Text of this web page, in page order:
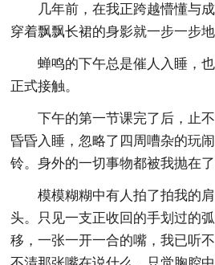
几年前，在我正跨越懵懂与
穿着飘飘长裙的身影就一步一步
蝉鸣的下午总是催人入睡，
正式接触。
下午的第一节课完了后，止
昏昏入睡，忽略了四周嘈杂的玩
铃。身外的一切事物都被我抛在了
模模糊糊中有人拍了拍我的
头。只见一支正收回的手划过的
移，一张一开一合的嘴，我已听